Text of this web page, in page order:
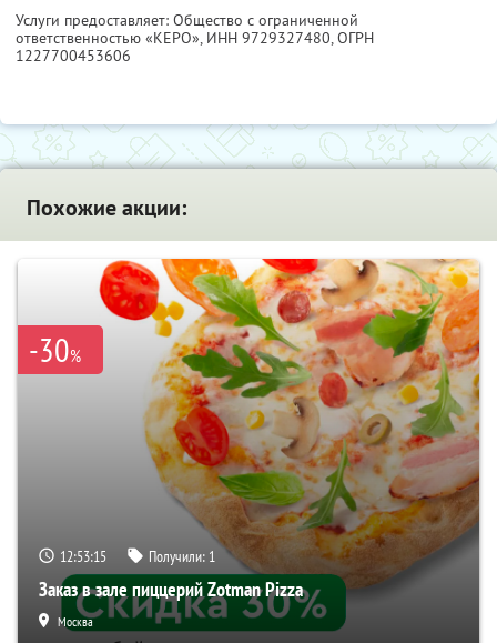
Услуги предоставляет: Общество с ограниченной
ответственностью «КЕРО», ИНН 9729327480, ОГРН
1227700453606
Похожие акции:
-30%
12:53:14 Получили: 1
Заказ в зале пиццерий Zotman Pizza
Москва